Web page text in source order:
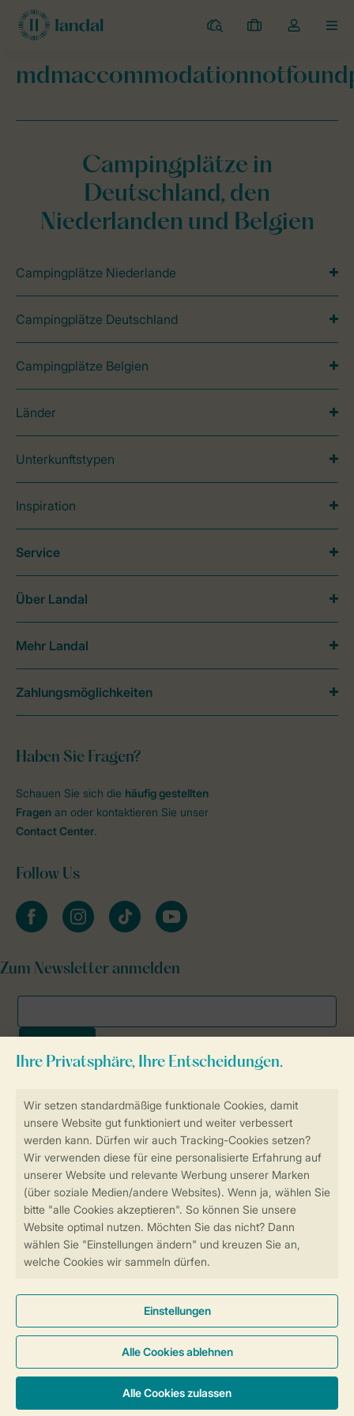
Campingplätze
Meine
Dropdown-
meines
Kontos
Landal Camping mdmaccommodationnotfoundpage
Sicherstellung Deiner Privatsphäre
Sicher und schnell zur Online-Buchung
SSL-Verschlüsselung
Sichere Datenübertragung
Sicheres Bezahlen
Campingplätze in
Deutschland, den
Niederlanden und Belgien
Campingplätze Niederlande
Campingplätze Deutschland
Campingplätze Belgien
Länder
Unterkunftstypen
Inspiration
Haben Sie Fragen?
Schauen Sie sich die häufig gestellten
Fragen an oder kontaktieren Sie unser
Contact Center.
Follow Us
facebookinstagramtiktok youtube
Zum Newsletter anmelden
Service
Über Landal
Mehr Landal
Zahlungsmöglichkeiten
Allgemeine Bedingungen Impressum
Datenschutz